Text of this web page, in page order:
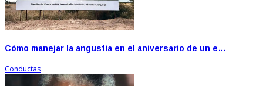
Cómo manejar la angustia en el aniversario de un e…
Conductas